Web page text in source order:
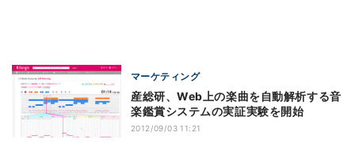
マーケティング
産総研、Web上の楽曲を自動解析する音
楽鑑賞システムの実証実験を開始
2012/09/03 11:21